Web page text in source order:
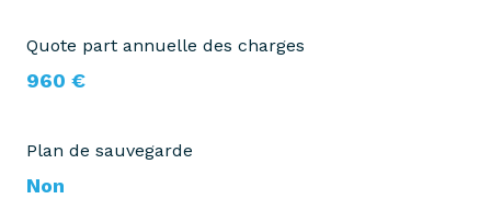
Quote part annuelle des charges
960 €
Plan de sauvegarde
Non